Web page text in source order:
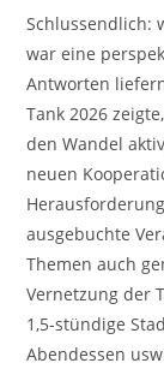
Schlussendlich:
war eine
Antworten
Tank 2026
den Wandel
neuen
ausgebuchte
Themen auch
Vernetzung der
1,5-stündige
Abendessen